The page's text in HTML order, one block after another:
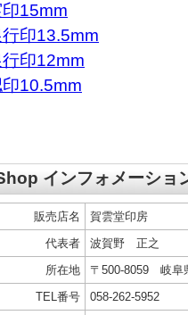
15mm
印13.5mm
印12mm
10.5mm
インフォメーショ
販売店名
賀雲堂印房
代表者
波賀野 正之
所在地
〒500-8059 岐阜
TEL番号
058-262-5952